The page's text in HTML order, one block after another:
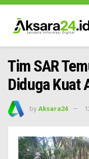
Tim SAR
Diduga Kuat
by Aksara24